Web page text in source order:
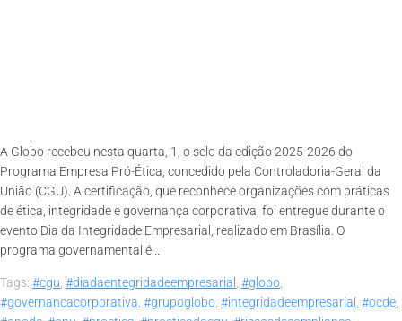
A Globo recebeu nesta quarta, 1, o selo da edição 2025-2026 do
Programa Empresa Pró-Ética, concedido pela Controladoria-Geral da
União (CGU). A certificação, que reconhece organizações com práticas
de ética, integridade e governança corporativa, foi entregue durante o
evento Dia da Integridade Empresarial, realizado em Brasília. O
programa governamental é...
Tags: #cgu, #diadaentegridadeempresarial , #globo,
#governancacorporativa, #grupoglobo, #integridadeempresarial , #ocde,